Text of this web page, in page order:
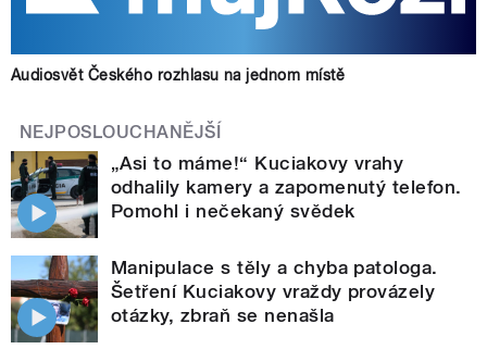
Audiosvět Českého rozhlasu na jednom místě
NEJPOSLOUCHANĚJŠÍ
„Asi to máme!“ Kuciakovy vrahy
odhalily kamery a zapomenutý telefon.
Pomohl i nečekaný svědek
Manipulace s těly a chyba patologa.
Šetření Kuciakovy vraždy provázely
otázky, zbraň se nenašla